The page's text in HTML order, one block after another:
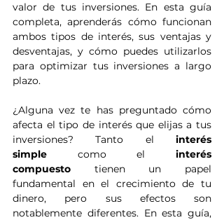
valor de tus inversiones. En esta guía
completa, aprenderás cómo funcionan
ambos tipos de interés, sus ventajas y
desventajas, y cómo puedes utilizarlos
para optimizar tus inversiones a largo
plazo.
¿Alguna vez te has preguntado cómo
afecta el tipo de interés que elijas a tus
inversiones? Tanto el interés
simple como el interés
compuesto tienen un papel
fundamental en el crecimiento de tu
dinero, pero sus efectos son
notablemente diferentes. En esta guía,